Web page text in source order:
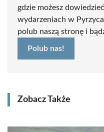
gdzie możesz
wydarzeniach w
polub naszą stronę i
Polub nas!
Zobacz Także